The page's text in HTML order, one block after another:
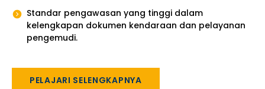
Standar pengawasan yang tinggi dalam
kelengkapan dokumen kendaraan dan pelayanan
pengemudi.
PELAJARI SELENGKAPNYA